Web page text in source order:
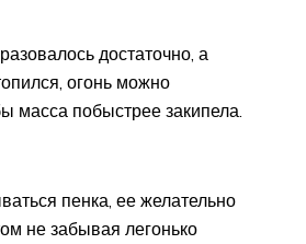
достаточно, а
огонь можно
масса побыстрее закипела.
пенка, ее желательно
не забывая легонько